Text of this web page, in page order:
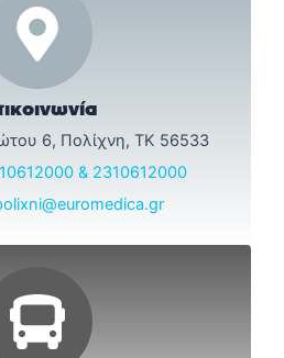
6, Πολίχνη, ΤΚ 56533
& 2310612000